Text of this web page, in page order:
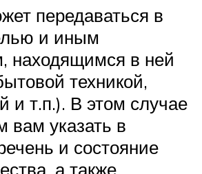
передаваться в
и иным
находящимся в ней
техникой,
и т.п.). В этом случае
вам указать в
и состояние
а также